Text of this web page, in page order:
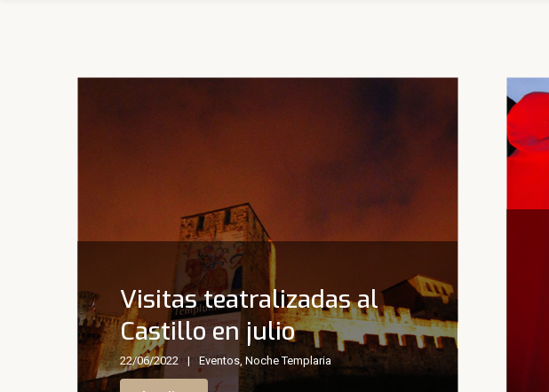
Visitas teatralizadas al
Castillo en julio
22/06/2022 Eventos,Noche Templaria